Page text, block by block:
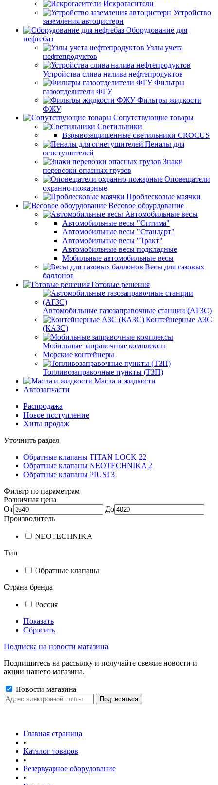
Искрогасители
Устройство
заземления автоцистерн
Оборудование для
нефтебаз
Узлы учета
нефтепродуктов
Устройства слива налива нефтепродуктов
Фильтры
газоотделители ФГУ
Фильтры жидкости
ФЖУ
Сопутствующие товары
Светильники
Взрывозащищенные светильники CROCUS
Пеналы для
огнетушителей
Знаки
перевозки опасных грузов
Оповещатели
охранно-пожарные
Проблесковые маячки
Весовое обоурдование
Автомобильные весы
Автомобильные весы "Оптима"
Автомобильные весы "Стандарт"
Автомобильные весы "Тракт"
Автомобильные весы подкладные
Мобильные автомобильные весы
Весы для газовых
баллонов
Готовые решения
Автомобильные газозаправочные станции (АГЗС)
Контейнерные АЗС
(КАЗС)
Мобильные заправочные комплексы
Морские контейнеры
Топливозаправочные пункты (ТЗП)
Масла и жидкости
Автозапчасти
Распродажа
Новое поступление
Хиты продаж
Уточнить раздел
Обратные клапаны TITAN LOCK 22
Обратные клапаны NEOTECHNIKA 2
Обратные клапаны PIUSI 3
Фильтр по параметрам
Розничная цена
От
До
Производитель
NEOTECHNIKA
Тип
Обратные клапаны
Страна бренда
Россия
Показать
Сбросить
Подписка на новости магазина
Подпишитесь на рассылку и получайте свежие новости и
акции нашего магазина.
Новости магазина
Главная страница
•
Каталог товаров
•
Резервуарное оборудование
•